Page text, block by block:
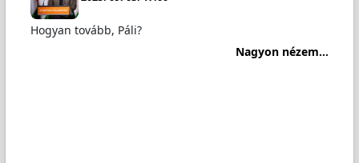
Hogyan tovább, Páli?
Nagyon nézem...